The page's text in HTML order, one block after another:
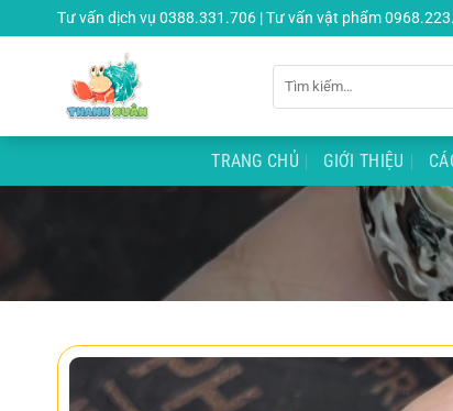
đến
Tư vấn dịch vụ 0388.331.706 | Tư vấn vật phẩm
kiếm:
TRANG CHỦ GIỚI THIỆU